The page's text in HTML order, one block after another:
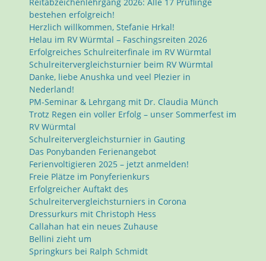
bestehen erfolgreich!
Herzlich willkommen, Stefanie Hrkal!
Helau im RV Würmtal – Faschingsreiten 2026
Erfolgreiches Schulreiterfinale im RV Würmtal
Schulreitervergleichsturnier beim RV Würmtal
Danke, liebe Anushka und veel Plezier in
Nederland!
PM-Seminar & Lehrgang mit Dr. Claudia Münch
Trotz Regen ein voller Erfolg – unser Sommerfest im
RV Würmtal
Schulreitervergleichsturnier in Gauting
Das Ponybanden Ferienangebot
Ferienvoltigieren 2025 – jetzt anmelden!
Freie Plätze im Ponyferienkurs
Erfolgreicher Auftakt des
Schulreitervergleichsturniers in Corona
Dressurkurs mit Christoph Hess
Callahan hat ein neues Zuhause
Bellini zieht um
Springkurs bei Ralph Schmidt